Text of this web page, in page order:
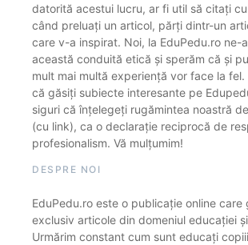
datorită acestui lucru, ar fi util să citați
când preluați un articol, părți dintr-un
care v-a inspirat. Noi, la EduPedu.ro ne-
această conduită etică și sperăm că și
mult mai multă experiență vor face la
că găsiți subiecte interesante pe
siguri că înțelegeți rugămintea noastră
(cu link), ca o declarație reciprocă de
profesionalism. Vă mulțumim!
DESPRE NOI
EduPedu.ro este o publicație online care
exclusiv articole din domeniul educației
Urmărim constant cum sunt educați